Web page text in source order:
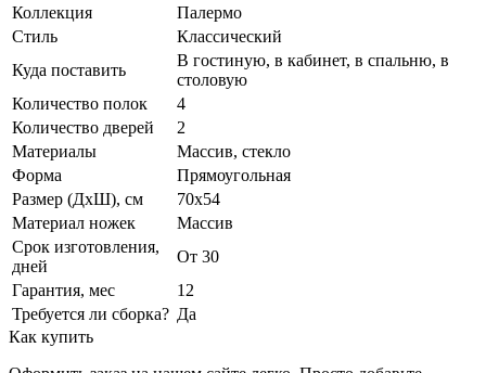
Коллекция
Палермо
Стиль
Классический
Куда поставить
В гостиную, в кабинет, в спальню, в
столовую
Количество полок
4
Количество дверей
2
Материалы
Массив, стекло
Форма
Прямоугольная
Размер (ДхШ), см
70х54
Материал ножек
Массив
Срок изготовления,
дней
От 30
Гарантия, мес
12
Требуется ли сборка? Да
Как купить